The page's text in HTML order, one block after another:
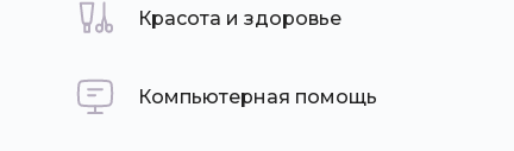
Красота и здоровье
Компьютерная помощь